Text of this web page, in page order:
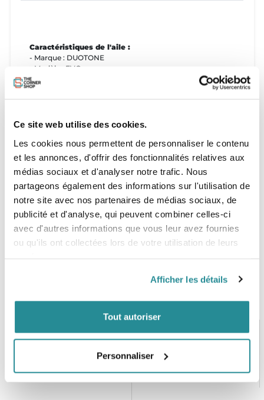
Ce site web utilise des cookies.
Les cookies nous permettent de personnaliser le contenu
et les annonces, d'offrir des fonctionnalités relatives aux
médias sociaux et d'analyser notre trafic. Nous
partageons également des informations sur l'utilisation de
notre site avec nos partenaires de médias sociaux, de
publicité et d'analyse, qui peuvent combiner celles-ci
avec d'autres informations que vous leur avez fournies
ou qu'ils ont collectées lors de votre utilisation de leurs
Afficher les détails
Tout autoriser
Personnaliser
Caractéristiques de l'aile :
- Marque : DUOTONE
- Modèle : EVO
- Année : 2024
- Taille : 8m
État de l'aile : correct
photo)
Aile livrée avec :
- Sac de transport : OUI
PAIEMENT SÉCURISÉ
CB, VISA, Mastercard, ALMA
STOCK EN TEMPS RÉEL
Plus de 5000 produits en stock